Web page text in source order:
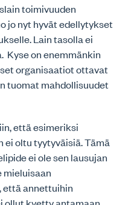
toimivuuden
jo nyt hyvät edellytykset
Lain tasolla ei
Kyse on enemmänkin
organisaatiot ottavat
tuomat mahdollisuudet
että esimeriksi
oltu tyytyväisiä. Tämä
ei ole sen lausujan
mieluisaan
että annettuihin